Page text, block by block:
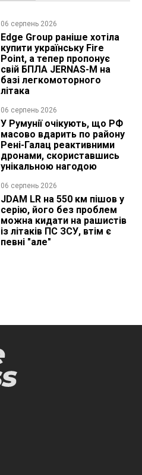
06 серпень 2026
Edge Group раніше хотіла
купити українську Fire
Point, а тепер пропонує
свій БПЛА JERNAS-M на
базі легкомоторного
літака
06 серпень 2026
У Румунії очікують, що РФ
масово вдарить по району
Рені-Галац реактивними
дронами, скориставшись
унікальною нагодою
06 серпень 2026
JDAM LR на 550 км пішов у
серію, його без проблем
можна кидати на рашистів
із літаків ПС ЗСУ, втім є
певні "але"